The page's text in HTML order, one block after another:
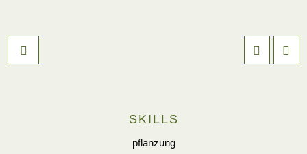
SKILLS
pflanzung